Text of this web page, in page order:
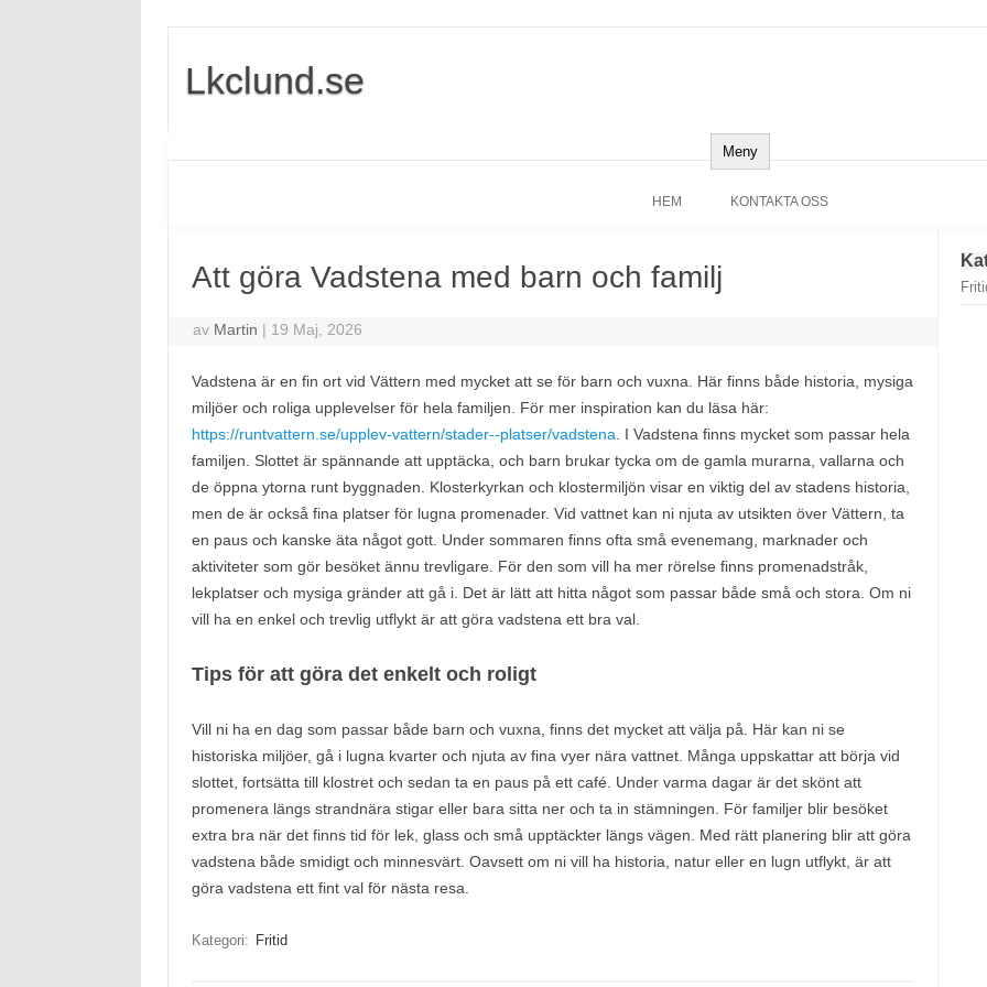
Lkclund.se
Meny
HEM KONTAKTA OSS
Att göra Vadstena med barn och familj
av Martin | 19 Maj, 2026
Vadstena är en fin ort vid Vättern med mycket att se för barn och vuxna. Här finns både historia, mysiga
miljöer och roliga upplevelser för hela familjen. För mer inspiration kan du läsa här:
https://runtvattern.se/upplev-vattern/stader--platser/vadstena . I Vadstena finns mycket som passar hela
familjen. Slottet är spännande att upptäcka, och barn brukar tycka om de gamla murarna, vallarna och
de öppna ytorna runt byggnaden. Klosterkyrkan och klostermiljön visar en viktig del av stadens historia,
men de är också fina platser för lugna promenader. Vid vattnet kan ni njuta av utsikten över Vättern, ta
en paus och kanske äta något gott. Under sommaren finns ofta små evenemang, marknader och
aktiviteter som gör besöket ännu trevligare. För den som vill ha mer rörelse finns promenadstråk,
lekplatser och mysiga gränder att gå i. Det är lätt att hitta något som passar både små och stora. Om ni
vill ha en enkel och trevlig utflykt är att göra vadstena ett bra val.
Tips för att göra det enkelt och roligt
Vill ni ha en dag som passar både barn och vuxna, finns det mycket att välja på. Här kan ni se
historiska miljöer, gå i lugna kvarter och njuta av fina vyer nära vattnet. Många uppskattar att börja vid
slottet, fortsätta till klostret och sedan ta en paus på ett café. Under varma dagar är det skönt att
promenera längs strandnära stigar eller bara sitta ner och ta in stämningen. För familjer blir besöket
extra bra när det finns tid för lek, glass och små upptäckter längs vägen. Med rätt planering blir att göra
vadstena både smidigt och minnesvärt. Oavsett om ni vill ha historia, natur eller en lugn utflykt, är att
göra vadstena ett fint val för nästa resa.
Kategori: Fritid